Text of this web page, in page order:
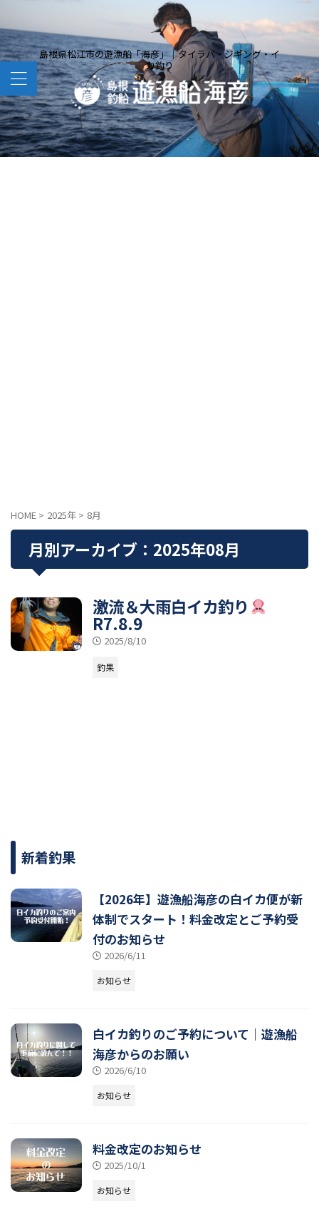
島根県松江市の遊漁船「海彦」｜タイラバ・ジギング・イ
カ釣り
HOME > 2025年 > 8月
月別アーカイブ：2025年08月
激流＆大雨白イカ釣り
R7.8.9
2025/8/10
釣果
新着釣果
【2026年】遊漁船海彦の白イカ便が新
体制でスタート！料金改定とご予約受
付のお知らせ
2026/6/11
お知らせ
白イカ釣りのご予約について｜遊漁船
海彦からのお願い
2026/6/10
お知らせ
料金改定のお知らせ
2025/10/1
お知らせ